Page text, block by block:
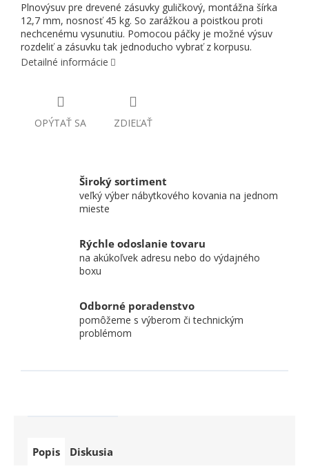
Plnovýsuv pre drevené zásuvky guličkový, montážna šírka
12,7 mm, nosnosť 45 kg. So zarážkou a poistkou proti
nechcenému vysunutiu. Pomocou páčky je možné výsuv
rozdeliť a zásuvku tak jednoducho vybrať z korpusu.
Detailné informácie
OPÝTAŤ SA ZDIEĽAŤ
Široký sortiment
veľký výber nábytkového kovania na jednom
mieste
Rýchle odoslanie tovaru
na akúkoľvek adresu nebo do výdajného
boxu
Odborné poradenstvo
pomôžeme s výberom či technickým
problémom
Popis Diskusia